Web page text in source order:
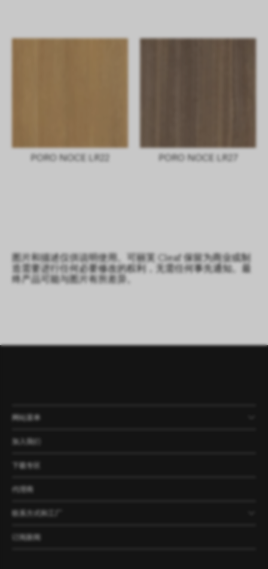
PORO NOCE LR22 PORO NOCE LR27
图片和描述仅供说明使用。可丽芙 Cleaf 保留为商业或制
造需要进行任何必要修改的权利，无需任何事先通知。最
终产品可能与图片有所差异。
网站菜单
产品
公司
资讯
案例
加入我们
下载专区
代理商
联系方式和工厂
订阅新闻